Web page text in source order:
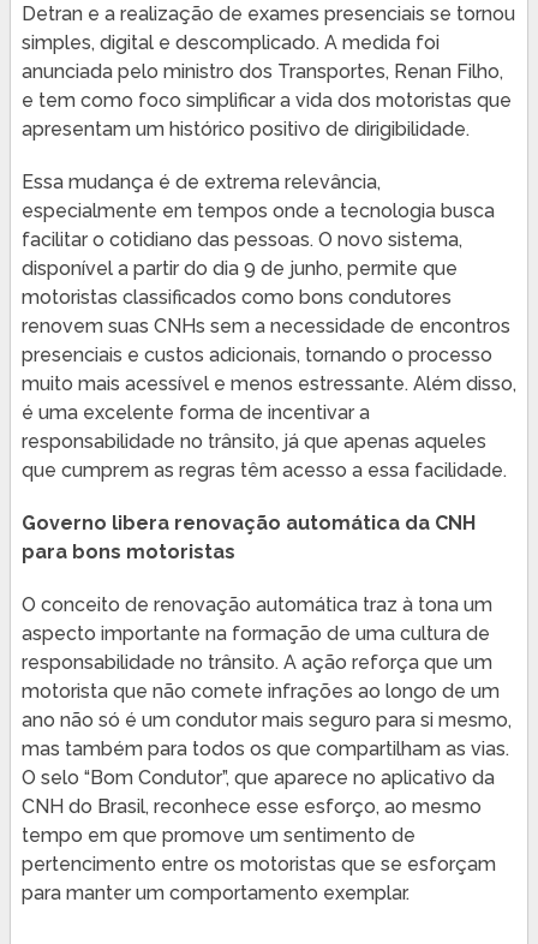
Detran e a realização de exames presenciais se tornou
simples, digital e descomplicado. A medida foi
anunciada pelo ministro dos Transportes, Renan Filho,
e tem como foco simplificar a vida dos motoristas que
apresentam um histórico positivo de dirigibilidade.
Essa mudança é de extrema relevância,
especialmente em tempos onde a tecnologia busca
facilitar o cotidiano das pessoas. O novo sistema,
disponível a partir do dia 9 de junho, permite que
motoristas classificados como bons condutores
renovem suas CNHs sem a necessidade de encontros
presenciais e custos adicionais, tornando o processo
muito mais acessível e menos estressante. Além disso,
é uma excelente forma de incentivar a
responsabilidade no trânsito, já que apenas aqueles
que cumprem as regras têm acesso a essa facilidade.
Governo libera renovação automática da CNH
para bons motoristas
O conceito de renovação automática traz à tona um
aspecto importante na formação de uma cultura de
responsabilidade no trânsito. A ação reforça que um
motorista que não comete infrações ao longo de um
ano não só é um condutor mais seguro para si mesmo,
mas também para todos os que compartilham as vias.
O selo “Bom Condutor”, que aparece no aplicativo da
CNH do Brasil, reconhece esse esforço, ao mesmo
tempo em que promove um sentimento de
pertencimento entre os motoristas que se esforçam
para manter um comportamento exemplar.